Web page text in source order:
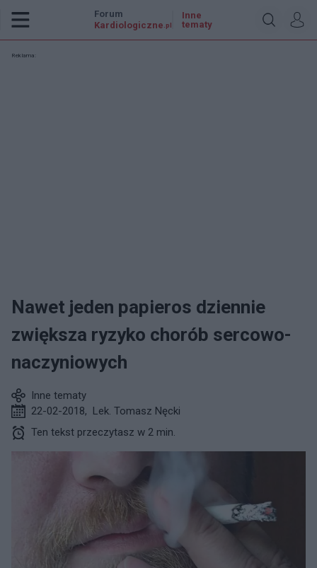
Forum
Kardiologiczne .pl
Inne
tematy
Reklama:
Nawet jeden papieros dziennie
zwiększa ryzyko chorób sercowo-
naczyniowych
Inne tematy
22-02-2018, Lek. Tomasz Nęcki
Ten tekst przeczytasz w 2 min.